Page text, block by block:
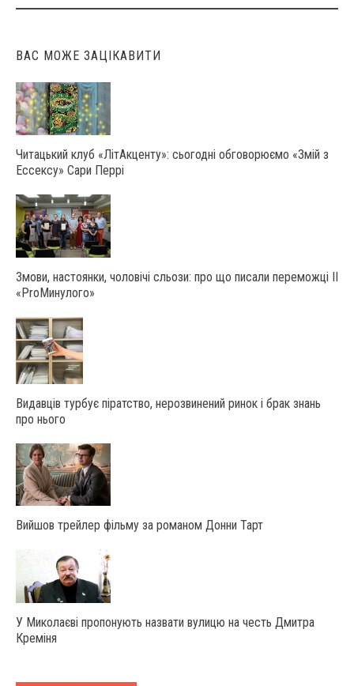
ВАС МОЖЕ ЗАЦІКАВИТИ
Читацький клуб «ЛітАкценту»: сьогодні обговорюємо «Змій з
Ессексу» Сари Перрі
Змови, настоянки, чоловічі сльози: про що писали переможці ІІ
«ProМинулого»
Видавців турбує піратство, нерозвинений ринок і брак знань
про нього
Вийшов трейлер фільму за романом Донни Тарт
У Миколаєві пропонують назвати вулицю на честь Дмитра
Креміня